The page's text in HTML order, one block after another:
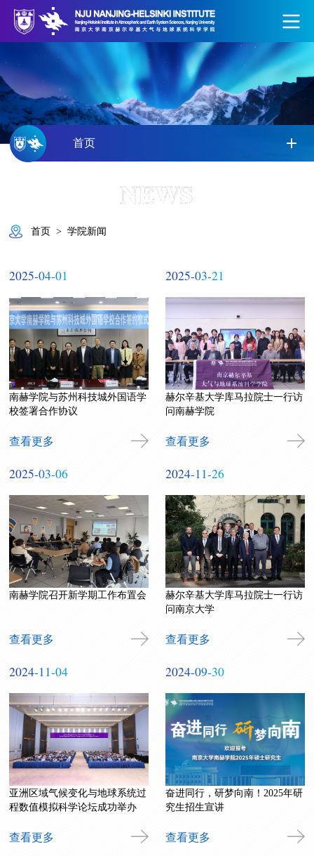
首页
学院新闻
NEWS
首页 > 学院新闻
2025-04-01
南赫学院与苏州科技城外国语学
校签署合作协议
查看更多
2025-03-21
赫尔辛基大学库马拉院士一行访
问南赫学院
查看更多
2025-03-06
南赫学院召开新学期工作布置会
查看更多
2024-11-26
赫尔辛基大学库马拉院士一行访
问南京大学
查看更多
2024-11-04
亚洲区域气候变化与地球系统过
程数值模拟科学论坛成功举办
查看更多
2024-09-30
奋进同行，研梦向南！2025年研
究生招生宣讲
查看更多